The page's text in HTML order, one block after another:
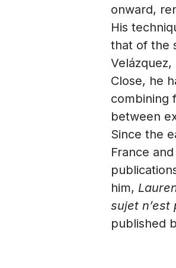
onward,
His
that of the
Close, he
combining
between
Since the
France
him,
sujet n’est
published